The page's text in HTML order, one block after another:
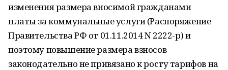
изменения размера вносимой гражданами
платы за коммунальные услуги (Распоряжение
Правительства РФ от 01.11.2014 N 2222-р) и
поэтому повышение размера взносов
законодательно не привязано к росту тарифов на